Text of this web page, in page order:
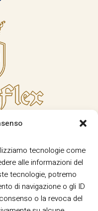
tecnologie come
alle informazioni del
tecnologie, potremo
di navigazione o gli ID
o la revoca del